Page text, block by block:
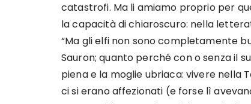
catastrofi. Ma li amiamo proprio per
la capacità di chiaroscuro: nella
“Ma gli elfi non sono completamente
Sauron; quanto perché con o senza il
piena e la moglie ubriaca: vivere nella
ci si erano affezionati (e forse lì